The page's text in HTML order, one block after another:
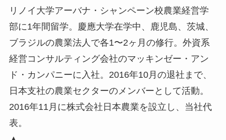
リノイ大学アーバナ・シャンペーン校農業経営学
部に1年間留学。慶應大学在学中、鹿児島、茨城、
ブラジルの農業法人で各1〜2ヶ月の修行。外資系
経営コンサルティング会社のマッキンゼー・アン
ド・カンパニーに入社。2016年10月の退社まで、
日本支社の農業セクターのメンバーとして活動。
2016年11月に株式会社日本農業を設立し、当社代
表。